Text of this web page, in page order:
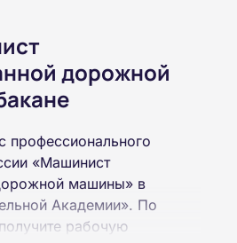
дорожной
профессионального
«Машинист
машины» в
Академии». По
рабочую